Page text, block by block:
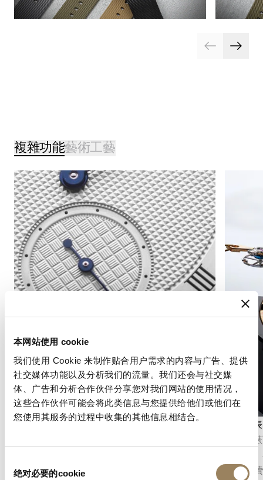
本网站使用 cookie
我们使用 Cookie 来制作贴合用户需求的内容与广告、提供
社交媒体功能以及分析我们的流量。我们还会与社交媒
体、广告和分析合作伙伴分享您对我们网站的使用情况，
这些合作伙伴可能会将此类信息与您提供给他们或他们在
您使用其服务的过程中收集的其他信息相结合。
绝对必要的cookie
複雜功能藝術工藝
秒數顯示
秒盤，並融入錶盤的整體佈局之中。
計時碼表
計時碼
短時間
能、可